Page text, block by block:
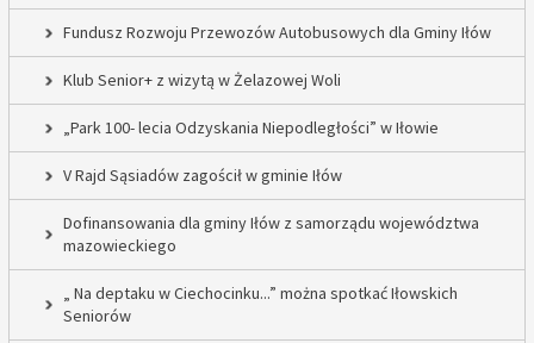
Fundusz Rozwoju Przewozów Autobusowych dla Gminy Iłów
Klub Senior+ z wizytą w Żelazowej Woli
„Park 100- lecia Odzyskania Niepodległości” w Iłowie
V Rajd Sąsiadów zagościł w gminie Iłów
Dofinansowania dla gminy Iłów z samorządu województwa
mazowieckiego
„ Na deptaku w Ciechocinku...” można spotkać Iłowskich
Seniorów